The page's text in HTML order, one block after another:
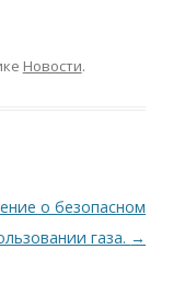
Новости.
о безопасном
газа. →